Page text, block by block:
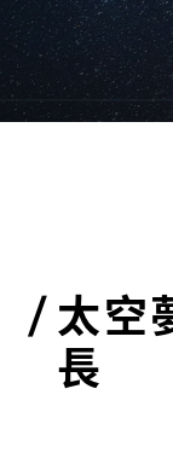
網上資源
關於我們
網上資源
關於我們
太空
長